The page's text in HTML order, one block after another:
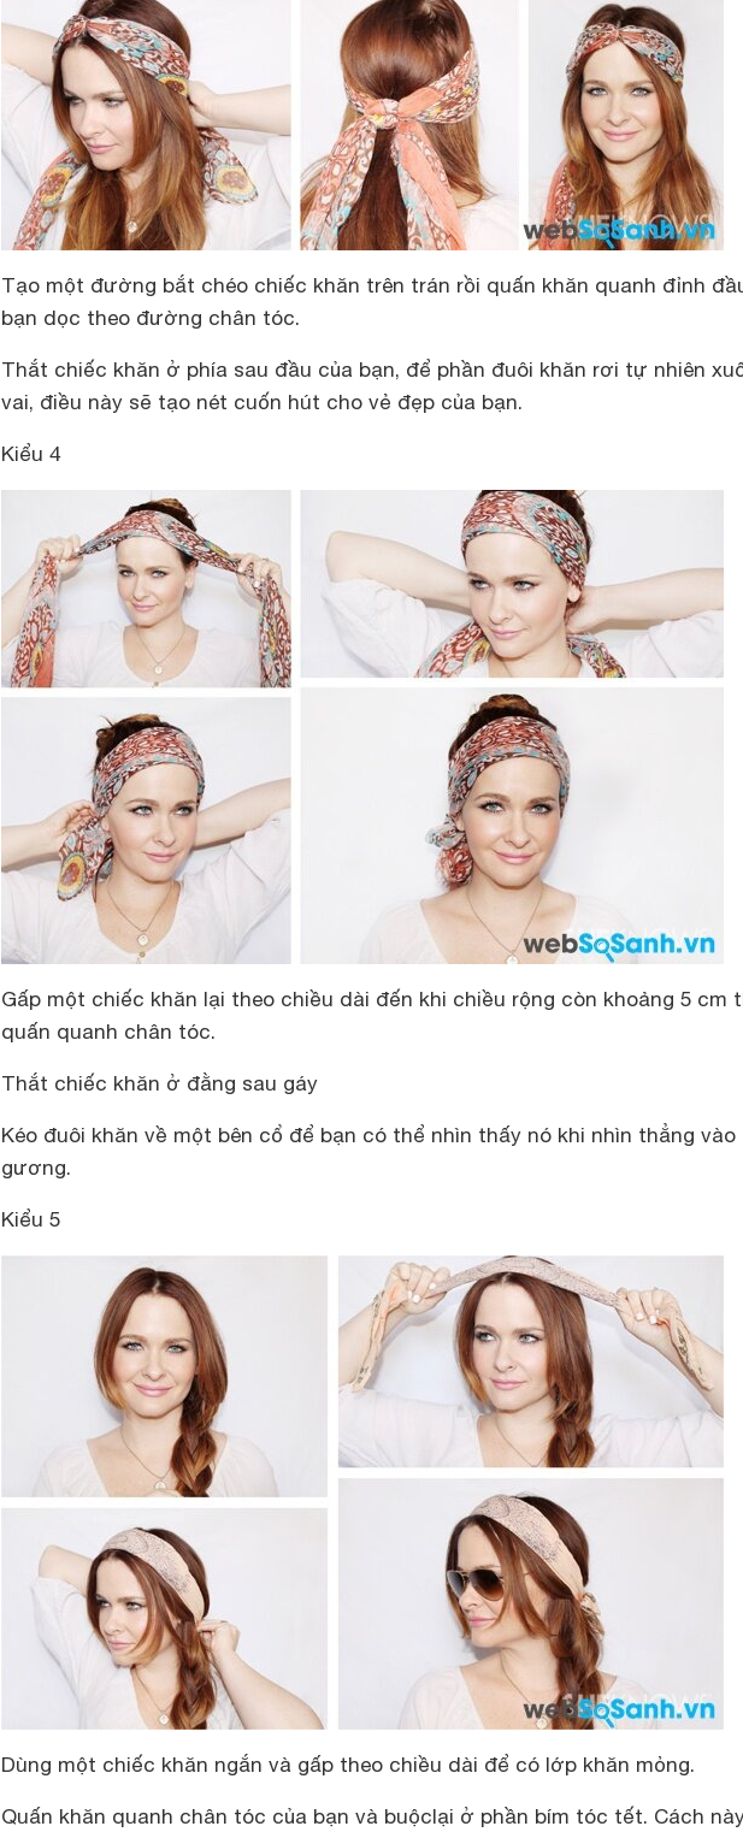
Tạo một đường bắt chéo chiếc khăn trên trán rồi quấn khăn quanh đỉnh
bạn dọc theo đường chân tóc.
Thắt chiếc khăn ở phía sau đầu của bạn, để phần đuôi khăn rơi tự nhiên
vai, điều này sẽ tạo nét cuốn hút cho vẻ đẹp của bạn.
Kiểu 4
Gấp một chiếc khăn lại theo chiều dài đến khi chiều rộng còn khoảng 5 cm
quấn quanh chân tóc.
Thắt chiếc khăn ở đằng sau gáy
Kéo đuôi khăn về một bên cổ để bạn có thể nhìn thấy nó khi nhìn thẳng vào
gương.
Kiểu 5
Dùng một chiếc khăn ngắn và gấp theo chiều dài để có lớp khăn mỏng.
Quấn khăn quanh chân tóc của bạn và buộclại ở phần bím tóc tết. Cách